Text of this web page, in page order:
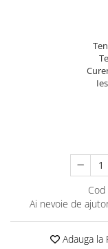
Ai nevoie de
Adauga la